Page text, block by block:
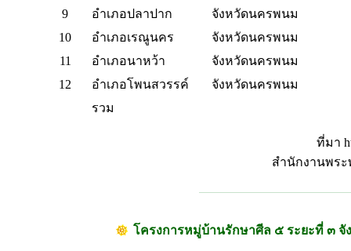
9
อำเภอปลาปาก
จังหวัดนครพนม
10
อำเภอเรณูนคร
จังหวัดนครพนม
11
อำเภอนาหว้า
จังหวัดนครพนม
12
อำเภอโพนสวรรค์
จังหวัดนครพนม
รวม
ที่มา
สำนักงานพร
โครงการหมู่บ้านรักษาศีล ๕ ระยะที่ ๓